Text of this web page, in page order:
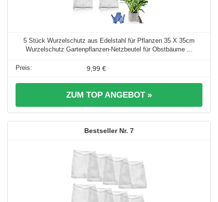
5 Stück Wurzelschutz aus Edelstahl für Pflanzen 35 X 35cm
Wurzelschutz Gartenpflanzen-Netzbeutel für Obstbäume ...
9,99 €
ZUM TOP ANGEBOT »
7